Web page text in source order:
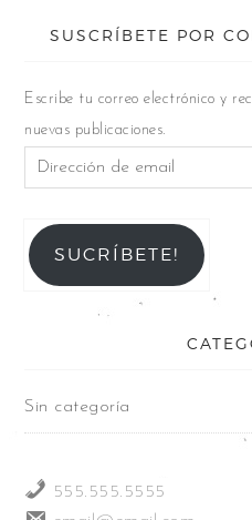
SUSCRÍBETE POR
Escribe tu correo electrónico y
nuevas publicaciones.
SUCRÍBETE!
Sin categoría
555.555.5555